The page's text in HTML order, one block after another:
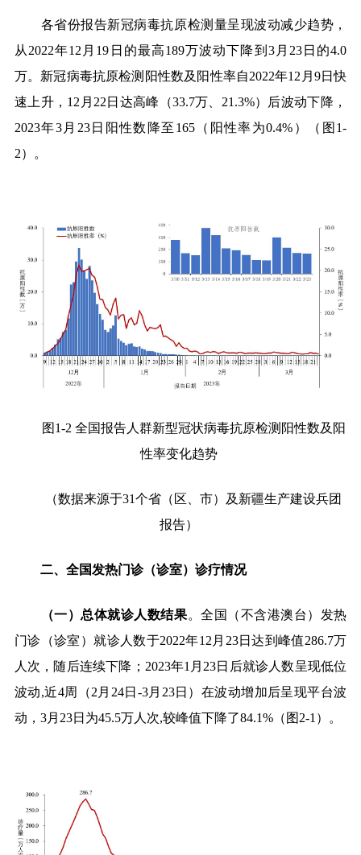
各省份报告新冠病毒抗原检测量呈现波动减少趋势，
从 2022年12 月 19 日的最高189万波动下降到 3月 23日的4.0
万。新冠病毒抗原检测阳性数及阳性率自2022年12 月 9日快
速上升， 12 月 22 日达高峰（33.7万、 21.3%）后波动下降，
2023年3月 23日阳性数降至 165（阳性率为0.4% ）（图 1-
2） 。
图1-2 全国报告人群新型冠状病毒抗原检测阳性数及阳
性率变化趋势
（数据来源于31个省（区、市）及新疆生产建设兵团
报告）
二、全国发热门诊（诊室）诊疗情况
（一）总体就诊人数结果。全国（不含港澳台）发热
门诊（诊室）就诊人数于2022年12 月 23日达到峰值286.7万
人次，随后连续下降； 2023年1 月 23日后就诊人数呈现低位
波动,近4周（2 月 24日 -3月 23日）在波动增加后呈现平台波
动， 3月 23日为45.5万人次,较峰值下降了84.1%（图2-1 ）。